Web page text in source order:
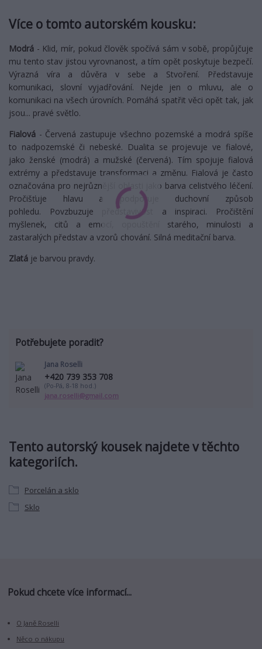
Více o tomto autorském kousku:
Modrá - Klid, mír, pokud člověk spočívá sám v sobě, propůjčuje
mu tento stav jistou vyrovnanost, a tím opět poskytuje bezpečí.
Výrazná víra a důvěra v sebe a Stvoření. Představuje
komunikaci, slovní vyjadřování. Nejde jen o mluvu, ale o
komunikaci na všech úrovních. Pomáhá spatřit věci opět tak, jak
jsou... pravé světlo.
Fialová - Červená zastupuje všechno pozemské a modrá spíše
to nadpozemské či nebeské. Dualita se projevuje ve fialové,
jako ženské (modrá) a mužské (červená). Tím spojuje fialová
extrémy a představuje transformaci a změnu. Fialová je často
označována pro nejrůznější oblasti jako barva celistvého léčení.
Pročišťuje hlavu a podporuje duchovní způsob
pohledu. Povzbuzuje představivost a inspiraci. Pročištění
myšlenek, citů a emocí, opouštění starého, minulosti a
zastaralých představ a vzorů chování. Silná meditační barva.
Zlatá je barvou pravdy.
Tento autorský kousek najdete v těchto
kategoriích.
Porcelán a sklo
Sklo
Potřebujete poradit?
Jana Roselli
+420 739 353 708
(Po-Pá, 8-18 hod.)
jana.roselli@gmail.com
Pokud chcete více informací...
O Janě Roselli
Něco o nákupu